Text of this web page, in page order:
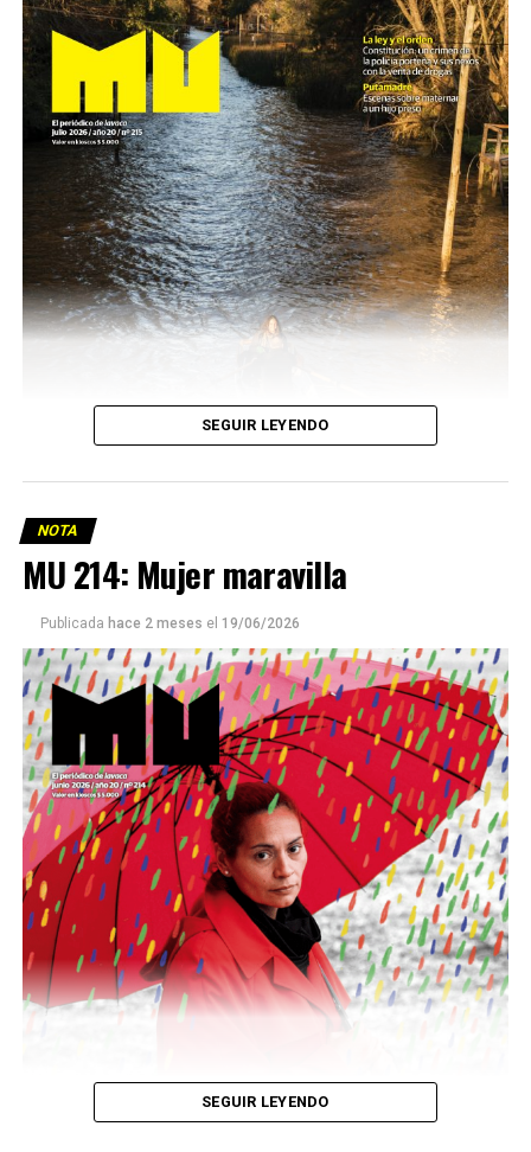
Este número 215 de MU ☝️viene con doble tapa, que
podría ser una frase:
Sin chamuyo, a remarla.
Descargar la Mu en PDF
SEGUIR LEYENDO
NOTA
MU 214: Mujer maravilla
Publicada hace 2 meses el 19/06/2026
SEGUIR LEYENDO